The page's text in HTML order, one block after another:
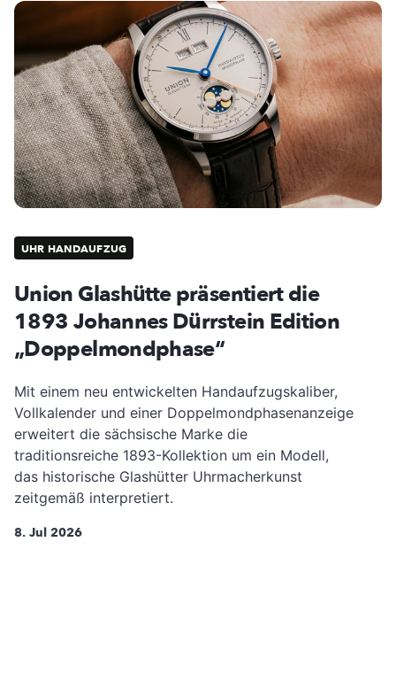
UHR HANDAUFZUG
Union Glashütte präsentiert die
1893 Johannes Dürrstein Edition
„Doppelmondphase“
Mit einem neu entwickelten Handaufzugskaliber,
Vollkalender und einer Doppelmondphasenanzeige
erweitert die sächsische Marke die
traditionsreiche 1893-Kollektion um ein Modell,
das historische Glashütter Uhrmacherkunst
zeitgemäß interpretiert.
8. Jul 2026